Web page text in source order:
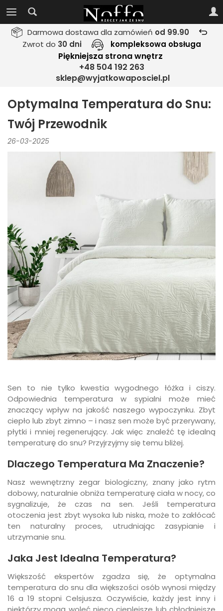
Darmowa dostawa dla zamówień od 99.90
Zwrot do 30 dni kompleksowa obsługa
Piękniejsza strona wnętrz
+48 504 192 263
sklep@wyjatkowaposciel.pl
Optymalna Temperatura do Snu:
Twój Przewodnik
26-03-2025
Sen to nie tylko kwestia wygodnego łóżka i ciszy.
Odpowiednia temperatura w sypialni może mieć
znaczący wpływ na jakość naszego wypoczynku. Zbyt
ciepło lub zbyt zimno – i nasz sen może być przerywany,
płytki i mniej regenerujący. Jak więc znaleźć tę idealną
temperaturę do snu? Przyjrzyjmy się temu bliżej.
Dlaczego Temperatura Ma Znaczenie?
Nasz wewnętrzny zegar biologiczny, znany jako rytm
dobowy, naturalnie obniża temperaturę ciała w nocy, co
sygnalizuje, że czas na sen. Jeśli temperatura
otoczenia jest zbyt wysoka lub niska, może to zakłócać
ten naturalny proces, utrudniając zasypianie i
utrzymanie snu.
Jaka Jest Idealna Temperatura?
Większość ekspertów zgadza się, że optymalna
temperatura do snu dla większości osób wynosi między
16 a 19 stopni Celsjusza. Oczywiście, każdy jest inny i